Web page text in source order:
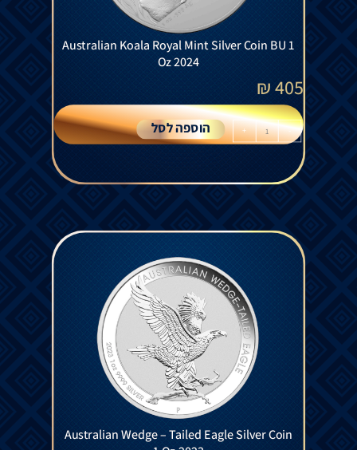
Australian Koala Royal Mint Silver Coin BU 1
Oz 2024
405
₪
-
+ הוספה לסל
Australian Wedge – Tailed Eagle Silver Coin